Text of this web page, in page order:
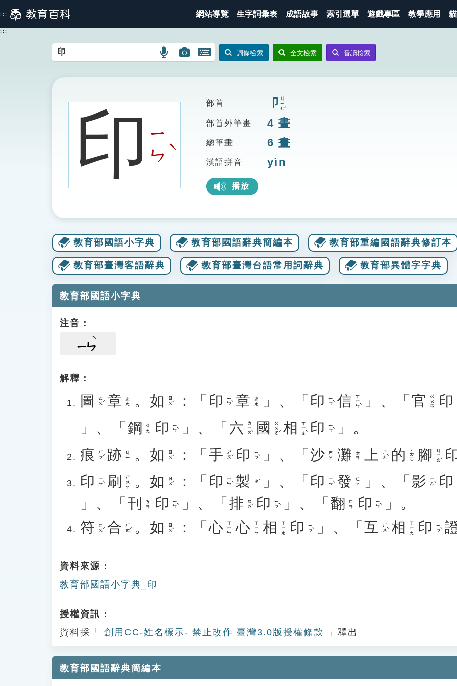
到
主
::: 網站導覽 生字詞彙表 成語故事 索引選單 遊戲專區 教學應用
:::
語
搜
圖
圖
搜
開
鍵
圖
詞條檢索 全文檢索 音讀檢索
印ㄧ
ㄣ
ˋ
部首 卩ㄐㄧㄝˊ
部首外筆畫 4 畫
總筆畫 6 畫
漢語拼音 yìn
播放
教育部國語小字典 教育部國語辭典簡編本 教育部重編國語辭典修訂本
教育部臺灣客語辭典 教育部臺灣台語常用詞辭典 教育部異體字字典
教育部國語小字典
注音：
ㄧㄣ
解釋：
圖 ㄊㄨˊ 章 ㄓㄤ 。 如 ㄖㄨˊ ：「 印 ㄧㄣˋ 章 ㄓㄤ 」、「 印 ㄧㄣˋ 信 ㄒㄧㄣˋ 」、「 官 ㄍㄨㄢ 印
」、「 鋼 ㄍㄤ 印 ㄧㄣˋ 」、「 六 ㄌㄧㄡˋ 國 ㄍㄨㄛˊ 相 ㄒㄧㄤˋ 印 ㄧㄣˋ
」。
痕 ㄏㄣˊ 跡 ㄐㄧ 。 如 ㄖㄨˊ ：「 手 ㄕㄡˇ 印 ㄧㄣˋ 」、「 沙 ㄕㄚ 灘 ㄊㄢ 上 ㄕㄤˋ 的 ˙ㄉㄜ 腳 ㄐㄧㄠˇ
印 ㄧㄣˋ 刷 ㄕㄨㄚ 。 如 ㄖㄨˊ ：「 印 ㄧㄣˋ 製 ㄓˋ 」、「 印 ㄧㄣˋ 發 ㄈㄚ 」、「 影 ㄧㄥˇ 印
」、「 刊 ㄎㄢ 印 ㄧㄣˋ 」、「 排 ㄆㄞˊ 印 ㄧㄣˋ 」、「 翻 ㄈㄢ 印 ㄧㄣˋ
」。
符 ㄈㄨˊ 合 ㄏㄜˊ 。 如 ㄖㄨˊ ：「心 ㄒㄧㄣ 心 ㄒㄧㄣ 相 ㄒㄧㄤ 印 ㄧㄣˋ 」、「 互 ㄏㄨˋ 相 ㄒㄧㄤ 印 ㄧㄣˋ
資料來源：
教育部國語小字典_印
授權資訊：
資料採「
創用CC-姓名標示- 禁止改作 臺灣3.0版授權條款 」釋出
教育部國語辭典簡編本